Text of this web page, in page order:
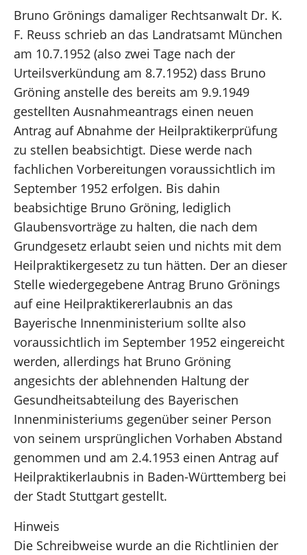
Bruno Grönings damaliger Rechtsanwalt Dr. K.
F. Reuss schrieb an das Landratsamt München
am 10.7.1952 (also zwei Tage nach der
Urteilsverkündung am 8.7.1952) dass Bruno
Gröning anstelle des bereits am 9.9.1949
gestellten Ausnahmeantrags einen neuen
Antrag auf Abnahme der Heilpraktikerprüfung
zu stellen beabsichtigt. Diese werde nach
fachlichen Vorbereitungen voraussichtlich im
September 1952 erfolgen. Bis dahin
beabsichtige Bruno Gröning, lediglich
Glaubensvorträge zu halten, die nach dem
Grundgesetz erlaubt seien und nichts mit dem
Heilpraktikergesetz zu tun hätten. Der an dieser
Stelle wiedergegebene Antrag Bruno Grönings
auf eine Heilpraktikererlaubnis an das
Bayerische Innenministerium sollte also
voraussichtlich im September 1952 eingereicht
werden, allerdings hat Bruno Gröning
angesichts der ablehnenden Haltung der
Gesundheitsabteilung des Bayerischen
Innenministeriums gegenüber seiner Person
von seinem ursprünglichen Vorhaben Abstand
genommen und am 2.4.1953 einen Antrag auf
Heilpraktikerlaubnis in Baden-Württemberg bei
der Stadt Stuttgart gestellt.
Hinweis
Die Schreibweise wurde an die Richtlinien der